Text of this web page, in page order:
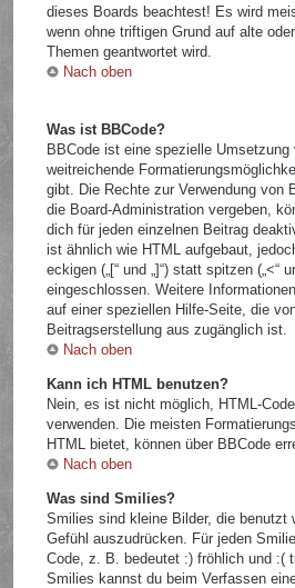
dieses Boards beachtest! Es wird
wenn ohne triftigen Grund auf alte
Themen geantwortet wird.
Nach oben
Was ist BBCode?
BBCode ist eine spezielle Umsetzung
weitreichende
gibt. Die Rechte zur Verwendung von
die Board-Administration vergeben,
dich für jeden einzelnen Beitrag
ist ähnlich wie HTML aufgebaut,
eckigen („[“ und „]“) statt spitzen („<“
eingeschlossen. Weitere
auf einer speziellen Hilfe-Seite, die
Beitragserstellung aus zugänglich ist.
Nach oben
Kann ich HTML benutzen?
Nein, es ist nicht möglich, HTML-
verwenden. Die meisten
HTML bietet, können über BBCode
Nach oben
Was sind Smilies?
Smilies sind kleine Bilder, die benutzt
Gefühl auszudrücken. Für jeden
Code, z. B. bedeutet :) fröhlich und :(
Smilies kannst du beim Verfassen